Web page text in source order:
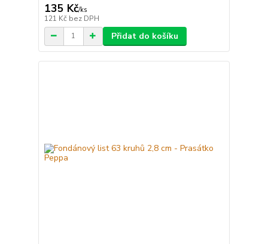
135 Kč/ks
121 Kč bez DPH
Přidat do košíku